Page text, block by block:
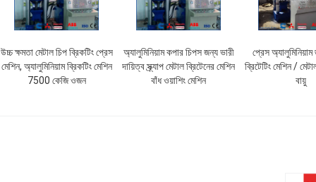
উচ্চ ক্ষমতা মেটাল চিপ ব্রিকটিং প্রেস
মেশিন, অ্যালুমিনিয়াম ব্রিকটিং মেশিন
7500 কেজি ওজন
অ্যালুমিনিয়াম কপার চিপস জন্য ভারী
দায়িত্ব স্ক্র্যাপ মেটাল ব্রিটেনের মেশিন
বাঁধ ওয়াশিং মেশিন
প্রেস অ্যালুমিনিয়াম
ব্রিটেটিং মেশিন /
বায়ু